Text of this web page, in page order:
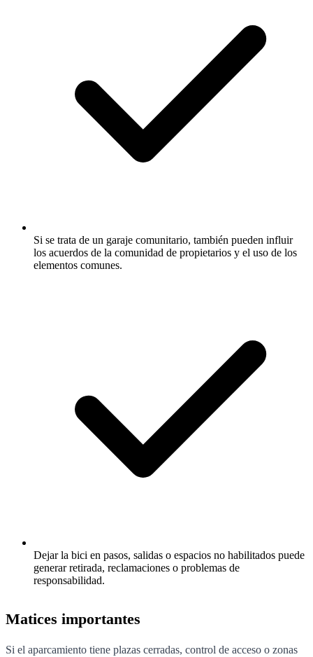
Si se trata de un garaje comunitario, también pueden influir
los acuerdos de la comunidad de propietarios y el uso de los
elementos comunes.
Dejar la bici en pasos, salidas o espacios no habilitados puede
generar retirada, reclamaciones o problemas de
responsabilidad.
Matices importantes
Si el aparcamiento tiene plazas cerradas, control de acceso o zonas